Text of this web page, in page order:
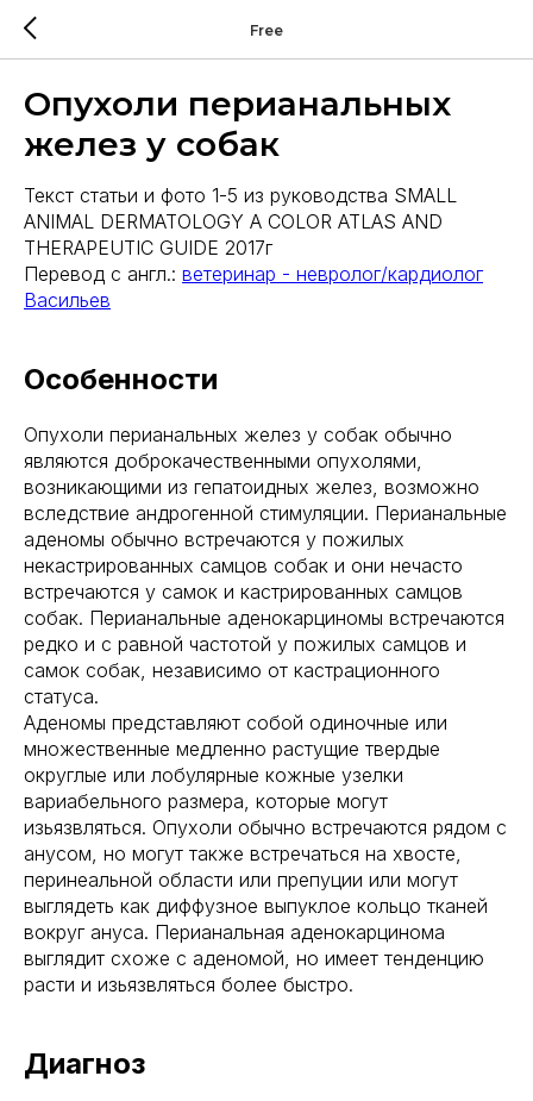
Free
Опухоли перианальных
желез у собак
Текст статьи и фото 1-5 из руководства SMALL
ANIMAL DERMATOLOGY A COLOR ATLAS AND
THERAPEUTIC GUIDE 2017г
Перевод с англ.: ветеринар - невролог/кардиолог
Васильев
Особенности
Опухоли перианальных желез у собак обычно
являются доброкачественными опухолями,
возникающими из гепатоидных желез, возможно
вследствие андрогенной стимуляции. Перианальные
аденомы обычно встречаются у пожилых
некастрированных самцов собак и они нечасто
встречаются у самок и кастрированных самцов
собак. Перианальные аденокарциномы встречаются
редко и с равной частотой у пожилых самцов и
самок собак, независимо от кастрационного
статуса.
Аденомы представляют собой одиночные или
множественные медленно растущие твердые
округлые или лобулярные кожные узелки
вариабельного размера, которые могут
изьязвляться. Опухоли обычно встречаются рядом с
анусом, но могут также встречаться на хвосте,
перинеальной области или препуции или могут
выглядеть как диффузное выпуклое кольцо тканей
вокруг ануса. Перианальная аденокарцинома
выглядит схоже с аденомой, но имеет тенденцию
расти и изьязвляться более быстро.
Диагноз